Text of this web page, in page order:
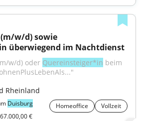
überwiegend im Nachtdienst
w/d) oder Quereinsteiger*in beim
Rheinland
Duisburg Homeoffice
Vollzeit
€